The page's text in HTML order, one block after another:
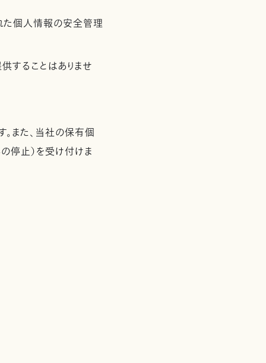
た個人情報の安全管理
することはありませ
また、当社の保有個
停止）を受け付けま